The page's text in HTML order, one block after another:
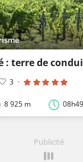
: terre de
3 ·
8 925 m 08h49
Publicité